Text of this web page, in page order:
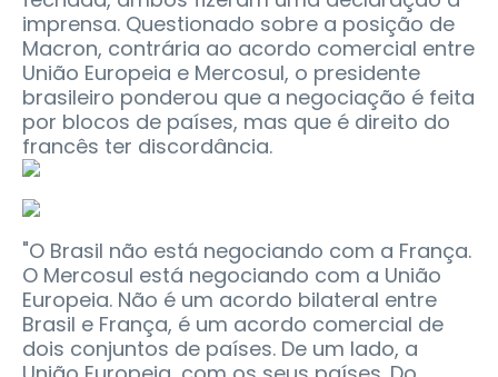
imprensa. Questionado sobre a posição de
Macron, contrária ao acordo comercial entre
União Europeia e Mercosul, o presidente
brasileiro ponderou que a negociação é feita
por blocos de países, mas que é direito do
francês ter discordância.
"O Brasil não está negociando com a França.
O Mercosul está negociando com a União
Europeia. Não é um acordo bilateral entre
Brasil e França, é um acordo comercial de
dois conjuntos de países. De um lado, a